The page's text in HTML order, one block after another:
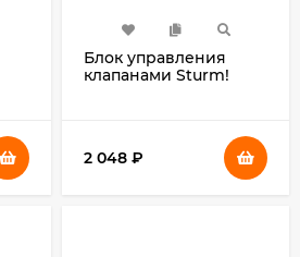
Блок управления
клапанами Sturm!
2 048 ₽